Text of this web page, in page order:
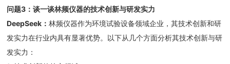
问题3 ：谈一谈林频仪器的技术创新与研发实力
DeepSeek ：林频仪器作为环境试验设备领域企业，其技术创新和研
发实力在行业内具有显著优势。以下从几个方面分析其技术创新与研
发实力：